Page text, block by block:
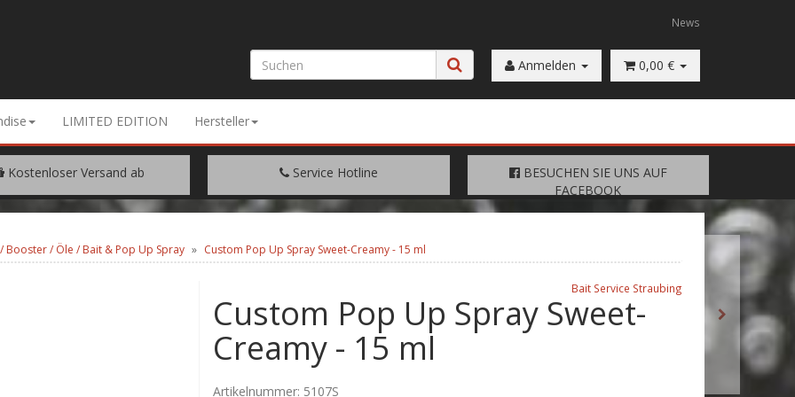
News
Anmelden 0,00 €
LIMITED EDITION Hersteller
Kostenloser Versand ab
WARENWERT VON € 200.- Service Hotline
+49 (0) 9429/948344
BESUCHEN SIE UNS AUF
FACEBOOK
BESUCHEN SIE UNS AUF
FACEBOOK
Booster / Öle / Bait & Pop Up Spray Custom Pop Up Spray Sweet-Creamy - 15 ml
Bait Service Straubing
Custom Pop Up Spray Sweet-
Creamy - 15 ml
Artikelnummer: 5107S